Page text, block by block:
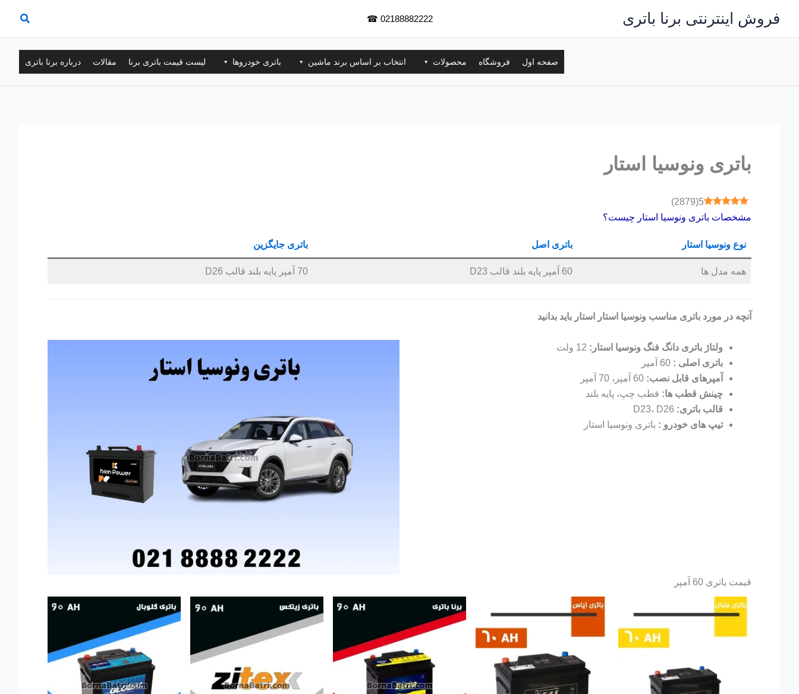
محتوا
فروش اینترنتی برنا باتری 02188882222
☎
صفحه اول فروشگاه محصولات انتخاب بر اساس برند ماشین باتری خودروها لیست قیمت باتری برنا مقالات درباره برنا باتری
باتری ونوسیا استار
5
(
2879
)
مشخصات باتری ونوسیا استار چیست؟
نوع ونوسیا استار باتری اصل باتری جایگزین
همه مدل ها 60 آمپر پایه بلند قالب D23 70 آمپر پایه بلند قالب D26
آنچه در مورد باتری مناسب ونوسیا استار استار باید بدانید
ولتاژ باتری دانگ فنگ ونوسیا استار:
باتری اصلی :
آمپرهای قابل نصب:
چینش قطب ها: قطب چپ، پایه بلند
قالب باتری:
تیپ های خودرو : باتری ونوسیا استار
قیمت باتری 60 آمپر